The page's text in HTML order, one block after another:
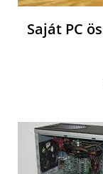
Saját PC